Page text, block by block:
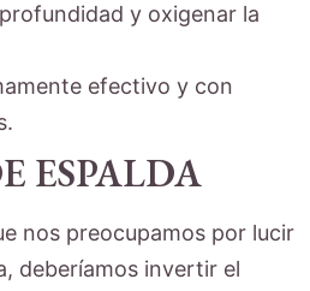
y oxigenar la
efectivo y con
ESPALDA
nos preocupamos por lucir
deberíamos invertir el